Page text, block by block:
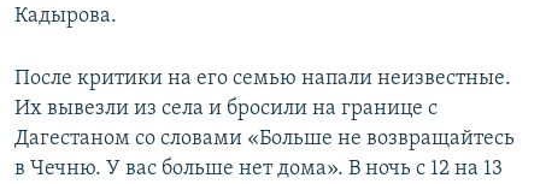
Кадырова.
После критики на его семью напали неизвестные.
Их вывезли из села и бросили на границе с
Дагестаном со словами «Больше не возвращайтесь
в Чечню. У вас больше нет дома». В ночь с 12 на 13